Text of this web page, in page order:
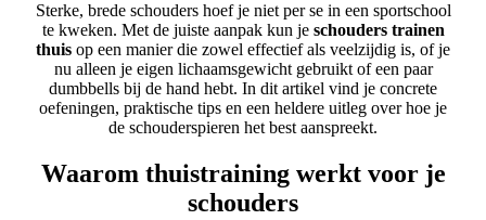
Sterke, brede schouders hoef je niet per se in een sportschool
te kweken. Met de juiste aanpak kun je schouders trainen
thuis op een manier die zowel effectief als veelzijdig is, of je
nu alleen je eigen lichaamsgewicht gebruikt of een paar
dumbbells bij de hand hebt. In dit artikel vind je concrete
oefeningen, praktische tips en een heldere uitleg over hoe je
de schouderspieren het best aanspreekt.
Waarom thuistraining werkt voor je
schouders